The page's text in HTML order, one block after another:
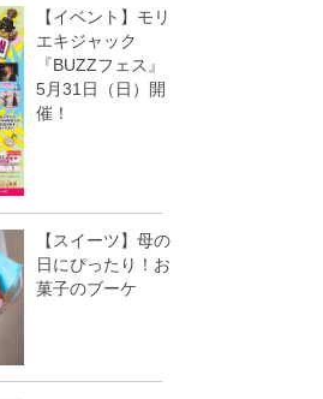
【イベント】モリ
エキジャック
『BUZZフェス』
5月31日（日）開
催！
【スイーツ】母の
日にぴったり！お
菓子のブーケ